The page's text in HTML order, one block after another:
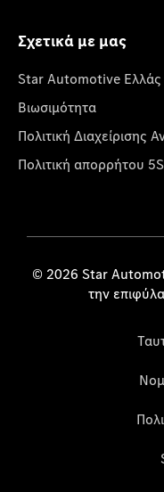
Σχετικά με μας
Star Automotive Ελλάς
Βιωσιμότητα
Πολιτική Διαχείρισης
Πολιτική απορρήτου
© 2026 Star
την